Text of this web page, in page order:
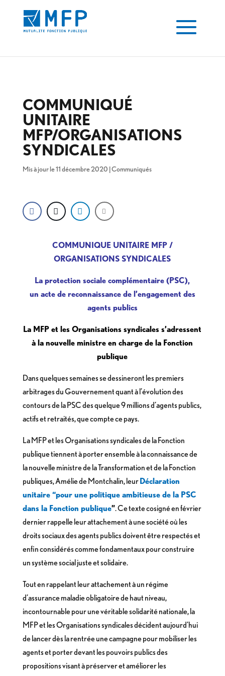
COMMUNIQUÉ
UNITAIRE
MFP/ORGANISATIONS
SYNDICALES
Mis à jour le 11 décembre 2020 |Communiqués
COMMUNIQUE UNITAIRE MFP /
ORGANISATIONS SYNDICALES
La protection sociale complémentaire (PSC),
un acte de reconnaissance de l’engagement des
agents publics
La MFP et les Organisations syndicales s’adressent
à la nouvelle ministre en charge de la Fonction
publique
Dans quelques semaines se dessineront les premiers
arbitrages du Gouvernement quant à l’évolution des
contours de la PSC des quelque 9 millions d’agents publics,
actifs et retraités, que compte ce pays.
La MFP et les Organisations syndicales de la Fonction
publique tiennent à porter ensemble à la connaissance de
la nouvelle ministre de la Transformation et de la Fonction
publiques, Amélie de Montchalin, leurDéclaration
unitaire “pour une politique ambitieuse de la PSC
dans la Fonction publique”. Ce texte cosigné en février
dernier rappelle leur attachement à une société où les
droits sociaux des agents publics doivent être respectés et
enfin considérés comme fondamentaux pour construire
un système social juste et solidaire.
Tout en rappelant leur attachement à un régime
d’assurance maladie obligatoire de haut niveau,
incontournable pour une véritable solidarité nationale, la
MFP et les Organisations syndicales décident aujourd’hui
de lancer dès la rentrée une campagne pour mobiliser les
agents et porter devant les pouvoirs publics des
propositions visant à préserver et améliorer les